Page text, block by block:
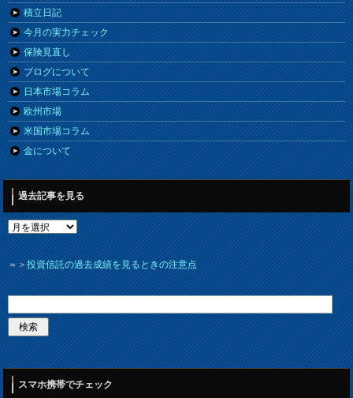
積立日記
今月の実力チェック
保険見直し
ブログについて
日本市場コラム
欧州市場
米国市場コラム
金について
過去記事を見る
＝＞投資信託の過去成績を見るときの注意点
スマホ携帯でチェック